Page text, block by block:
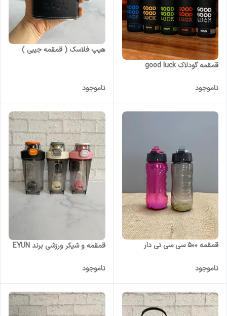
قمقمه گودلاک good luck
ناموجود
هیپ فلاسک ( قمقمه جیبی )
ناموجود
قمقمه 500 سی سی نی دار
ناموجود
قمقمه و شیکر ورزشی برند EYUN
ناموجود